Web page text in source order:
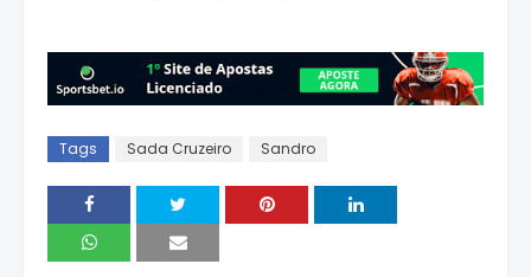
Tags Sada Cruzeiro Sandro